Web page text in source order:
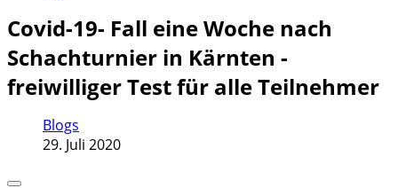
Covid-19- Fall eine Woche nach
Schachturnier in Kärnten -
freiwilliger Test für alle Teilnehmer
Blogs
29. Juli 2020